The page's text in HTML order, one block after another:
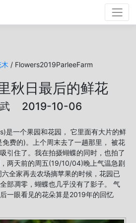
/ Flowers2019ParleeFarm
秋日最后的鲜花
武 2019-10-06
是一个果园和花园， 它里面有大片的鲜
费的)。上个周末去了一趟那里， 被花
引住了。我在拍摄蝴蝶的同时，也拍了
两天前的周五(19/10/04)晚上气温急剧
全家再去农场摘苹果的时候，花园已
部凋零，蝴蝶也几乎没有了影子。 气
一眼看见的花朵算是2019年的回忆